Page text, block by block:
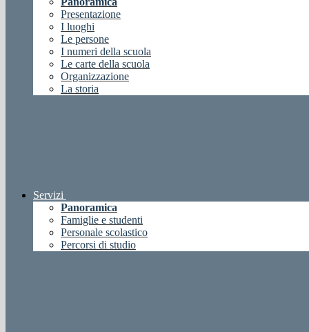
Presentazione
I luoghi
Le persone
I numeri della scuola
Le carte della scuola
Organizzazione
La storia
Servizi
Panoramica
Famiglie e studenti
Personale scolastico
Percorsi di studio